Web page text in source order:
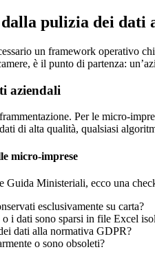
pulizia dei dati
un framework operativo
è il punto di partenza:
aziendali
Per le micro-
di alta qualità, qualsiasi
micro-imprese
Ministeriali, ecco una
esclusivamente su carta?
o i dati sono sparsi in file Excel
dati alla normativa GDPR?
o sono obsoleti?